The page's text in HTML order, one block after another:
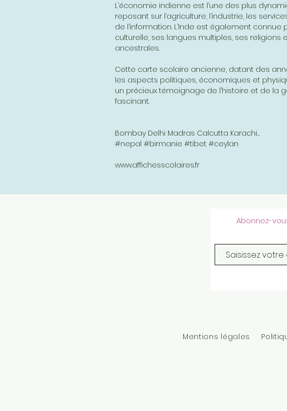
L’économie indienne est l’une des plus
reposant sur l’agriculture, l’industrie, les
de l’information. L’Inde est également connue
culturelle, ses langues multiples, ses religions
ancestrales.
Cette carte scolaire ancienne, datant des
les aspects politiques, économiques et
un précieux témoignage de l’histoire et de la
fascinant.
Bombay Delhi Madras Calcutta Karachi…
#nepal #birmanie #tibet #ceylan
www.affichesscolaires.fr
Abonnez-
Mentions légales